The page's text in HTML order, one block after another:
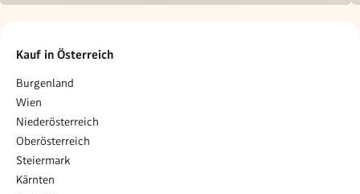
Kauf in Österreich
Burgenland
Wien
Niederösterreich
Oberösterreich
Steiermark
Kärnten